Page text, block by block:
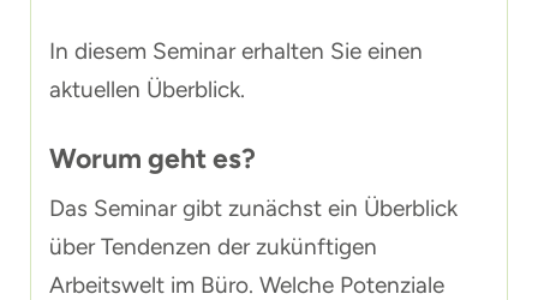
In diesem Seminar erhalten Sie einen
aktuellen Überblick.
Worum geht es?
Das Seminar gibt zunächst ein Überblick
über Tendenzen der zukünftigen
Arbeitswelt im Büro. Welche Potenziale